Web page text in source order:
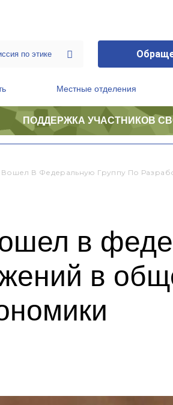
Местные отделения
ПОДДЕРЖКА УЧАСТНИКОВ
В Федеральную Группу По
в
в